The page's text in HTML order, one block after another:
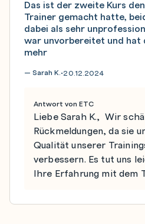
Das ist der zweite Kurs
Trainer gemacht hatte,
dabei als sehr
war unvorbereitet und hat
mehr
— Sarah K.•20.12.2024
Antwort von ETC
Liebe Sarah K., Wir
Rückmeldungen, da sie
Qualität unserer
verbessern. Es tut uns
Ihre Erfahrung mit dem